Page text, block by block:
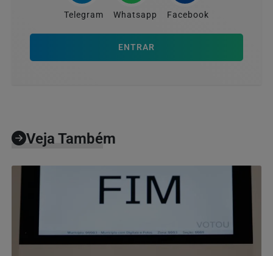
Telegram Whatsapp Facebook
ENTRAR
Veja Também